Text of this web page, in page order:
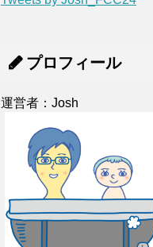
プロフィール
運営者：Josh